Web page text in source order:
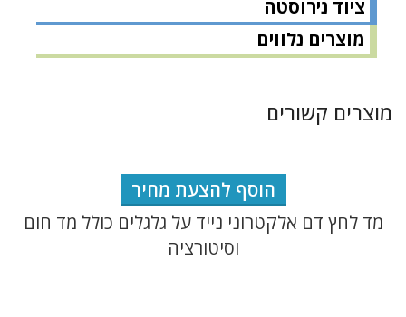
ציוד נירוסטה
מוצרים נלווים
מוצרים קשורים
הוסף להצעת מחיר
מד לחץ דם אלקטרוני נייד על גלגלים כולל מד חום
וסיטורציה